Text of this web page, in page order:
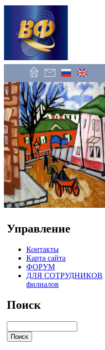
Управление
Контакты
Карта сайта
ФОРУМ
ДЛЯ СОТРУДНИКОВ
филиалов
Поиск